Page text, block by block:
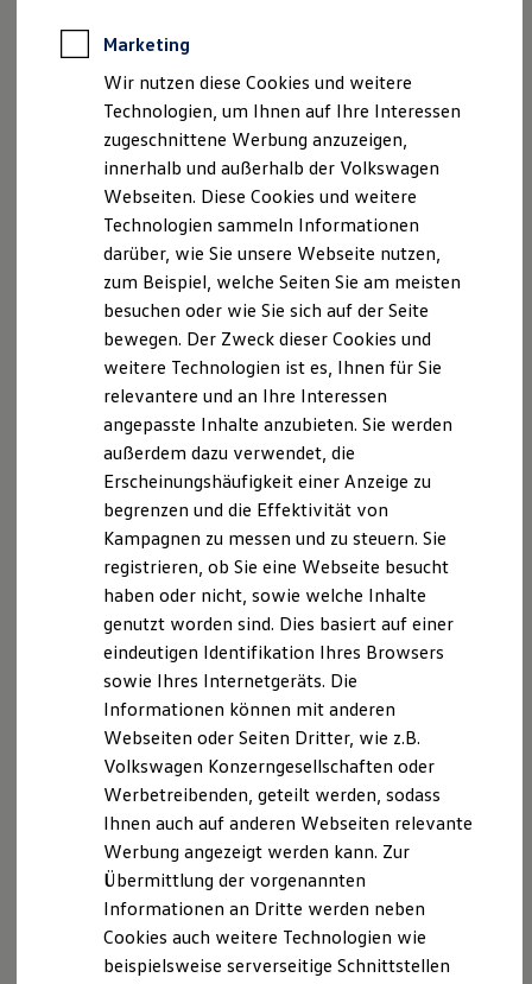
Elektromobilität
Elektroautos
Elektrofahrzeugkonzepte
ID. EVERY1
Reichweite
Reichweite der ID. Modelle
Reichweite im Winter
Rekuperation
Laden
Laden unterwegs
Laden Zuhause
Ladestationen finden
Ladezeitensimulator
Sicherheit
Garantie und Lebensdauer
Nachhaltigkeit
Kosten und Kauf
Verbrauchskosten
Kaufoptionen
E-Auto-Förderung
Software und Konnektivität
Die ID. Software 6
ID. Software Versionen und Updates
Digitale Extras
Schnittstellen zu Ihrem ID.
Hybridautos
Marke und Erlebnis
Volkswagen R und R Experience
R-Modelle
R Experience
Driving Experience
Werkbesichtigung
Factory visit
Lifestyle Shop
Golf Kollektion
ID. Kollektion
Volkswagen Kollektion
GTI Kollektion
Fußball Drop
Die Hybrid-Technologie ermöglicht elektrische Fahranteile –
ganz ohne externes Laden. Beim Bremsen oder wenn Sie
den Fuß vom Gas nehmen, gewinnt das System Energie
zurück und speichert sie in der Batterie.
Diese Energie kann der Golfbeispielsweise beim Anfahren,
im Stadtverkehr oder bei niedrigen Geschwindigkeiten für
elektrische Fahranteile nutzen. Je nach Fahrsituation
arbeiten Elektroantrieb und Benzinmotor auch zusammen.
Das macht Hybridfahren angenehm unkompliziert und kann
den Kraftstoffverbrauch sowie die CO₂-Emissionen
reduzieren.
Mild-Hybrid-Technologie
Beim eTSI mit Mild-Hybrid-Technologie wird der
Verbrennungsmotor elektrisch unterstützt. Beim Bremsen
oder Ausrollen wird Energie zurückgewonnen und in der
Lithium-Ionen-Batterie gespeichert.
Dies kann den Kraftstoffverbrauch senken und die CO₂-
Emissionen reduzieren.
Nutzungsbedingungen
Datenschutzerklärungen
Cookie-Richtlinie
Lizenzhinweise Dritter
Angaben zum Digital Services Act (DSA)
EU Data Act
Produktsicherheitsinformationen
Vertrag Widerrufen
Disclaimer von Volkswagen AG
Die in dieser Darstellung gezeigten Fahrzeuge und
Marketing
Wir nutzen diese Cookies und weitere
Technologien, um Ihnen auf Ihre Interessen
zugeschnittene Werbung anzuzeigen,
innerhalb und außerhalb der Volkswagen
Webseiten. Diese Cookies und weitere
Technologien sammeln Informationen
darüber, wie Sie unsere Webseite nutzen,
zum Beispiel, welche Seiten Sie am meisten
besuchen oder wie Sie sich auf der Seite
bewegen. Der Zweck dieser Cookies und
weitere Technologien ist es, Ihnen für Sie
relevantere und an Ihre Interessen
angepasste Inhalte anzubieten. Sie werden
außerdem dazu verwendet, die
Erscheinungshäufigkeit einer Anzeige zu
begrenzen und die Effektivität von
Kampagnen zu messen und zu steuern. Sie
registrieren, ob Sie eine Webseite besucht
haben oder nicht, sowie welche Inhalte
genutzt worden sind. Dies basiert auf einer
eindeutigen Identifikation Ihres Browsers
sowie Ihres Internetgeräts. Die
Informationen können mit anderen
Webseiten oder Seiten Dritter, wie z.B.
Volkswagen Konzerngesellschaften oder
Werbetreibenden, geteilt werden, sodass
Ihnen auch auf anderen Webseiten relevante
Werbung angezeigt werden kann. Zur
Übermittlung der vorgenannten
Informationen an Dritte werden neben
Cookies auch weitere Technologien wie
beispielsweise serverseitige Schnittstellen